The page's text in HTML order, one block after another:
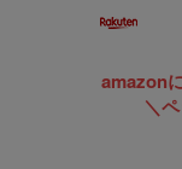
amazon
＼